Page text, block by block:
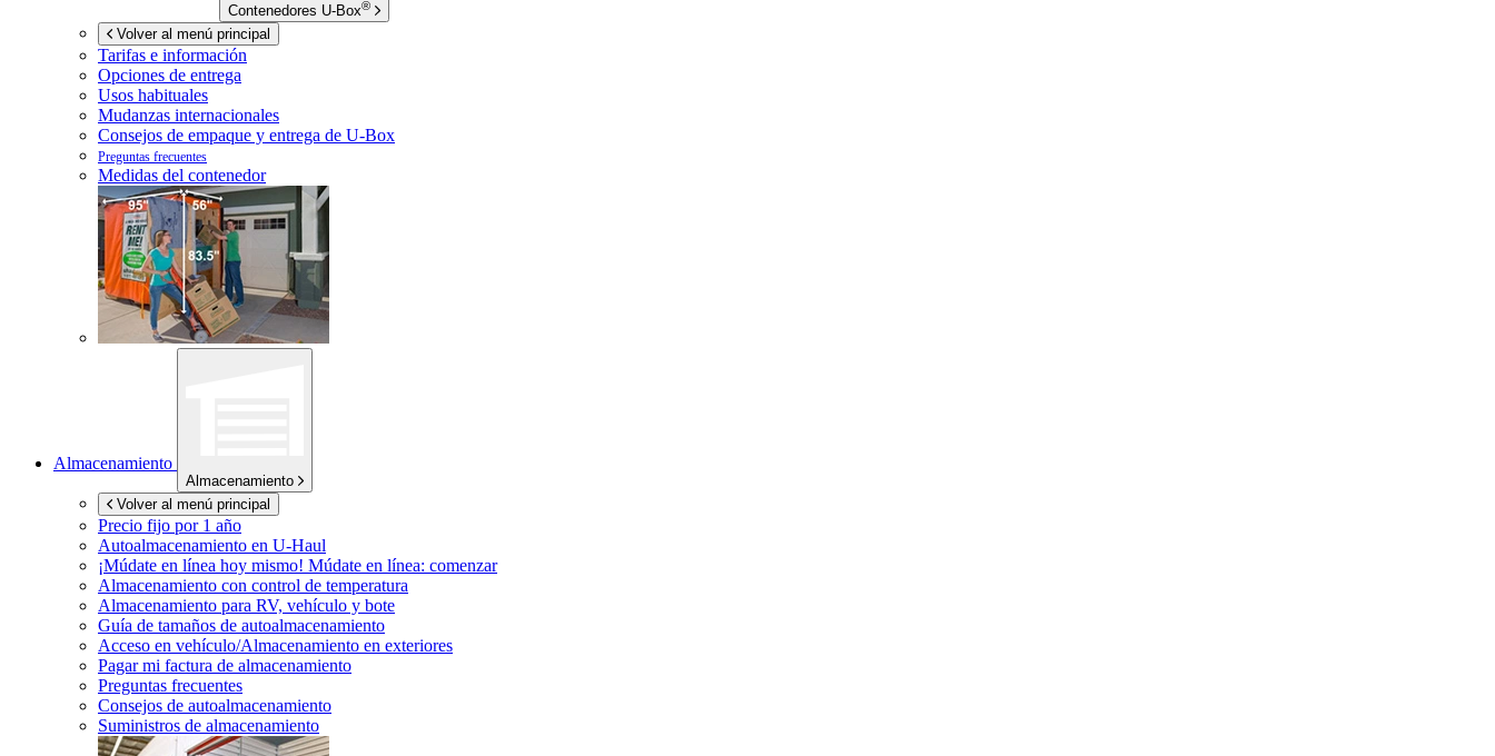
Contenedores U-Box®
Volver al menú principal
Tarifas e información
Opciones de entrega
Usos habituales
Mudanzas internacionales
Consejos de empaque y entrega de U-Box
Preguntas frecuentes
Medidas del contenedor
Almacenamiento
Almacenamiento
Volver al menú principal
Precio fijo por 1 año
Autoalmacenamiento en U-Haul
¡Múdate en línea hoy mismo! Múdate en línea: comenzar
Almacenamiento con control de temperatura
Almacenamiento para RV, vehículo y bote
Guía de tamaños de autoalmacenamiento
Acceso en vehículo/Almacenamiento en exteriores
Pagar mi factura de almacenamiento
Preguntas frecuentes
Consejos de autoalmacenamiento
Suministros de almacenamiento